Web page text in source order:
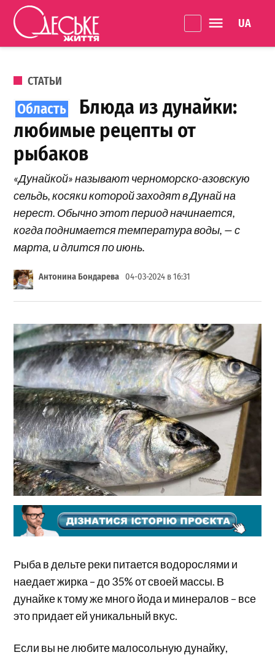
Перейти к содержанию
життя
ОПУБЛИКОВАНО В
СТАТЬИ
Блюда из дунайки:
любимые рецепты от
рыбаков
«Дунайкой» называют черноморско-азовскую
сельдь, косяки которой заходят в Дунай на
нерест. Обычно этот период начинается,
когда поднимается температура воды, — с
марта, и длится по июнь.
Антонина Бондарева 04-03-2024 в 16:31
Рыба в дельте реки питается водорослями и
наедает жирка – до 35% от своей массы. В
дунайке к тому же много йода и минералов – все
это придает ей уникальный вкус.
Если вы не любите малосольную дунайку,